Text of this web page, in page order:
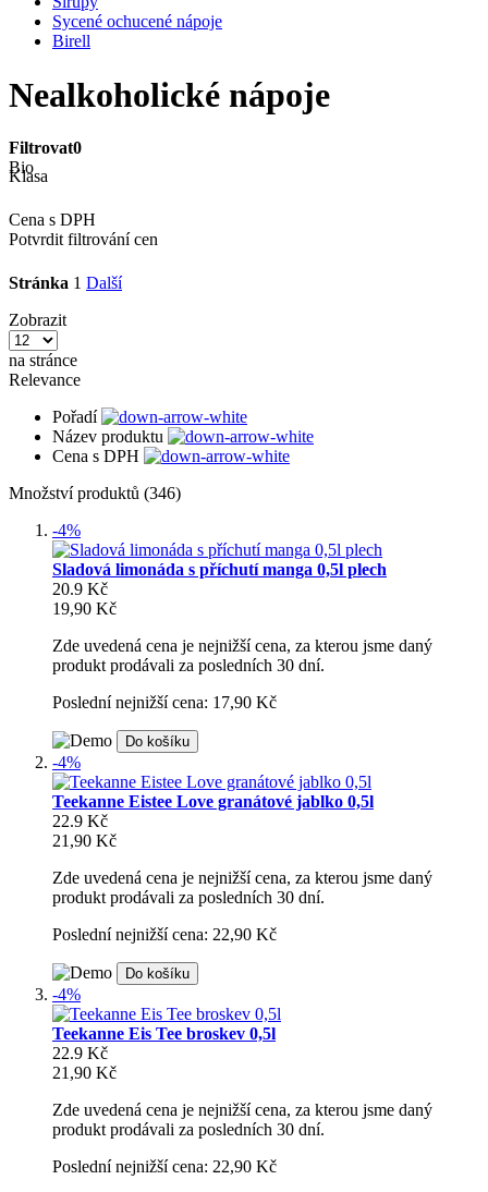
Sycené ochucené nápoje
Birell
Nealkoholické nápoje
Filtrovat0
Bio
Klasa
Cena s DPH
Potvrdit filtrování cen
Stránka 1 Další
Zobrazit
na stránce
Relevance
Pořadí
Název produktu
Cena s DPH
Množství produktů (346)
-4%
Sladová limonáda s příchutí manga 0,5l plech
20.9 Kč
19,90 Kč
Zde uvedená cena je nejnižší cena, za kterou jsme daný
produkt prodávali za posledních 30 dní.
Poslední nejnižší cena: 17,90 Kč
Do košíku
-4%
Teekanne Eistee Love granátové jablko 0,5l
22.9 Kč
21,90 Kč
Zde uvedená cena je nejnižší cena, za kterou jsme daný
produkt prodávali za posledních 30 dní.
Poslední nejnižší cena: 22,90 Kč
Do košíku
-4%
Teekanne Eis Tee broskev 0,5l
22.9 Kč
21,90 Kč
Zde uvedená cena je nejnižší cena, za kterou jsme daný
produkt prodávali za posledních 30 dní.
Poslední nejnižší cena: 22,90 Kč